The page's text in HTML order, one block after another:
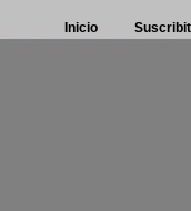
Inicio